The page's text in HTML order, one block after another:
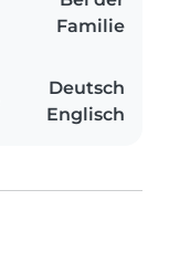
Familie
Deutsch
Englisch